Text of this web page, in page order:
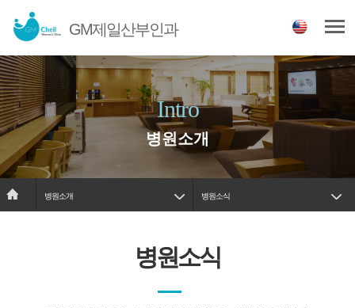
GM제일산부인과
Intro
병원소개
병원소개 병원소식
병원소식